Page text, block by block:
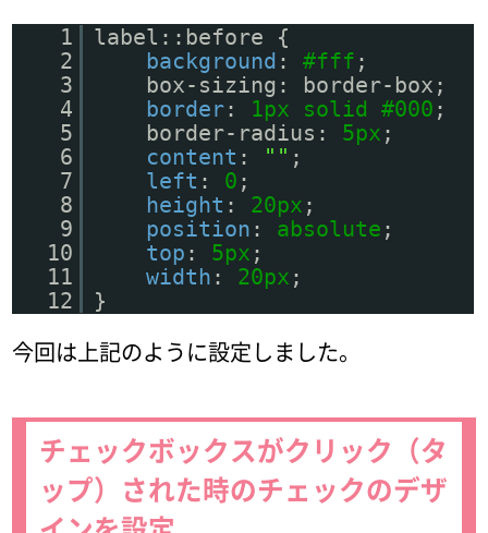
1
label::before {
2
background :#fff ;
3
box-sizing: border-box;
4
border: 1px solid #000 ;
5
border-radius: 5px ;
6
content : "" ;
7
left : 0 ;
8
height : 20px ;
9
position : absolute ;
10
top : 5px ;
11
width : 20px ;
12
}
今回は上記のように設定しました。
チェックボックスがクリック（タ
ップ）された時のチェックのデザ